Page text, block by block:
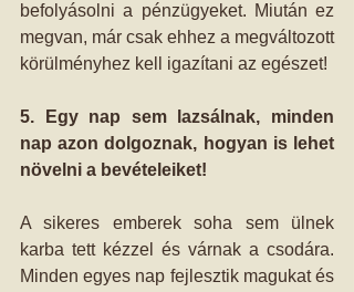
befolyásolni a pénzügyeket. Miután ez
megvan, már csak ehhez a megváltozott
körülményhez kell igazítani az egészet!
5. Egy nap sem lazsálnak, minden
nap azon dolgoznak, hogyan is lehet
növelni a bevételeiket!
A sikeres emberek soha sem ülnek
karba tett kézzel és várnak a csodára.
Minden egyes nap fejlesztik magukat és